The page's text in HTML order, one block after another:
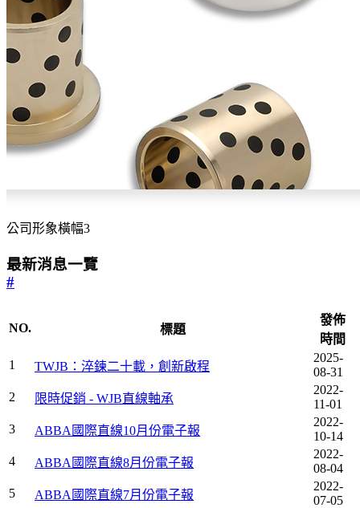
公司形象橫幅3
最新消息一覽
#
NO. 標題
發佈
時間
1
TWJB：淬鍊二十載，創新啟程
2025-
08-31
2
限時促銷 - WJB直線軸承
2022-
11-01
3
ABBA國際直線10月份電子報
2022-
10-14
4
ABBA國際直線8月份電子報
2022-
08-04
5
ABBA國際直線7月份電子報
2022-
07-05